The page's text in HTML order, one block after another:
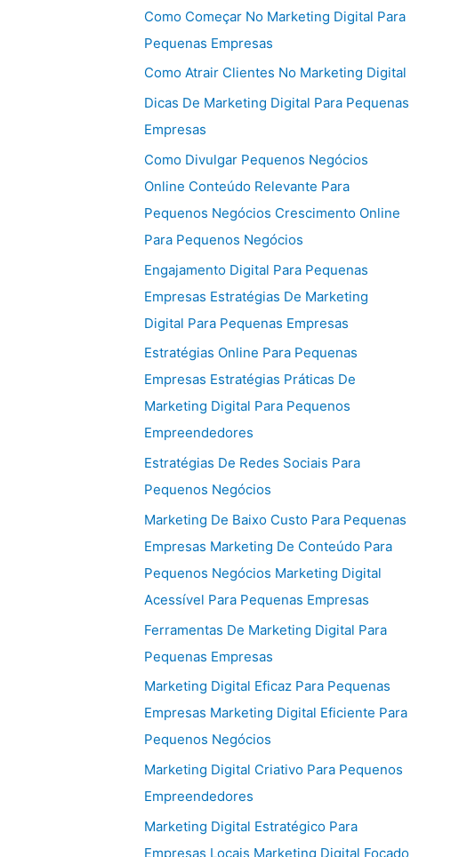
Como Começar No Marketing Digital Para
Pequenas Empresas
Como Atrair Clientes No Marketing Digital
Dicas De Marketing Digital Para Pequenas
Empresas
Como Divulgar Pequenos Negócios
Online Conteúdo Relevante Para
Pequenos Negócios Crescimento Online
Para Pequenos Negócios
Engajamento Digital Para Pequenas
Empresas Estratégias De Marketing
Digital Para Pequenas Empresas
Estratégias Online Para Pequenas
Empresas Estratégias Práticas De
Marketing Digital Para Pequenos
Empreendedores
Estratégias De Redes Sociais Para
Pequenos Negócios
Marketing De Baixo Custo Para Pequenas
Empresas Marketing De Conteúdo Para
Pequenos Negócios Marketing Digital
Acessível Para Pequenas Empresas
Ferramentas De Marketing Digital Para
Pequenas Empresas
Marketing Digital Eficaz Para Pequenas
Empresas Marketing Digital Eficiente Para
Pequenos Negócios
Marketing Digital Criativo Para Pequenos
Empreendedores
Marketing Digital Estratégico Para
Empresas Locais Marketing Digital Focado